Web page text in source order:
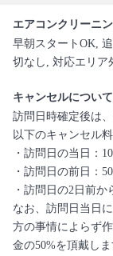
エアコンクリーニ
早朝スタートOK,
切なし, 対応エリア
キャンセルについて
訪問日時確定後は
以下のキャンセル
・訪問日の当日：
・訪問日の前日：
・訪問日の2日前か
なお、訪問日当日
方の事情によらず
金の50%を頂戴しま